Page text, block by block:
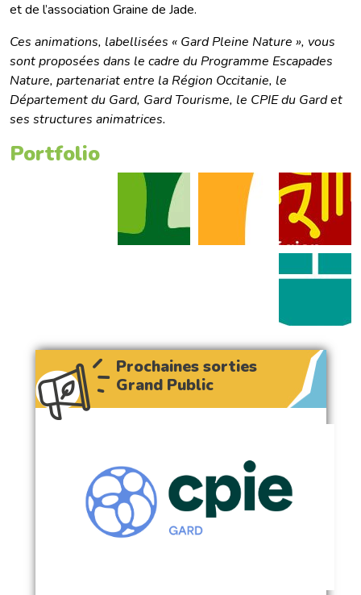
et de l’association Graine de Jade.
Ces animations, labellisées « Gard Pleine Nature », vous
sont proposées dans le cadre du Programme Escapades
Nature, partenariat entre la Région Occitanie, le
Département du Gard, Gard Tourisme, le CPIE du Gard et
ses structures animatrices.
Portfolio
Prochaines sorties
Grand Public